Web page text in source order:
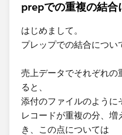
prepでの重複の結合
はじめまして。
プレップでの結合につい
売上データでそれぞれの
ると、
添付のファイルのよう
レコードが重複の分、
き、この点については